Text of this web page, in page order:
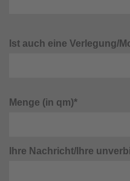
Ist auch eine Verlegung/
Menge (in qm)*
Ihre Nachricht/Ihre